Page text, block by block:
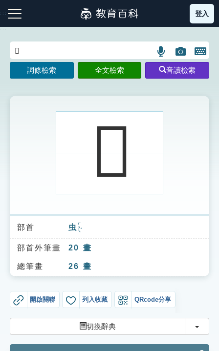
到
主
:::
注音索引圖示 筆畫索引圖示 部首索引表圖示
索引選單
知識索引
單字索引
遊戲專區
教學應用
登入
:::
語
言
搜
示
圖
片
搜
開
鍵
圖
詞條檢索 全文檢索 音讀檢索
𧕿
部首 虫 ㄏㄨㄟˇ
部首外筆畫 20 畫
總筆畫 26 畫
開啟關聯 列入收藏 QRcode分享
切換辭典 切換